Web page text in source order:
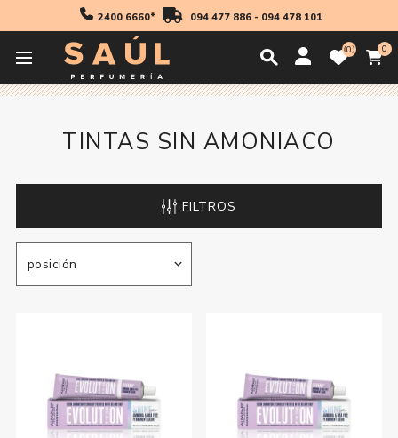
2400 6660* 094 477 886- 094 478 101
0 0
Profesionales
TINTAS SIN AMONIACO
FILTROS